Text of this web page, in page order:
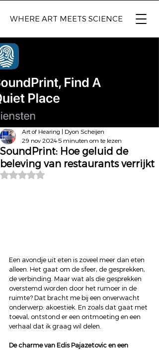
WHERE ART MEETS SCIENCE
SoundPrint: Hoe geluid de
beleving van restaurants verrijkt
Art of Hearing | Dyon Scheijen
29 nov 20245 minuten om te lezen
Beoordeeld met NaN uit 5 sterren.
Een avondje uit eten is zoveel meer dan eten
alleen. Het gaat om de sfeer, de gesprekken,
de verbinding. Maar wat als die gesprekken
overstemd worden door het rumoer in de
ruimte? Dat bracht me bij een onverwacht
onderwerp: akoestiek. En zoals dat gaat met
toeval, ontstond er een ontmoeting en een
verhaal dat ik graag wil delen.
De charme van Edis Pajazetovic en een